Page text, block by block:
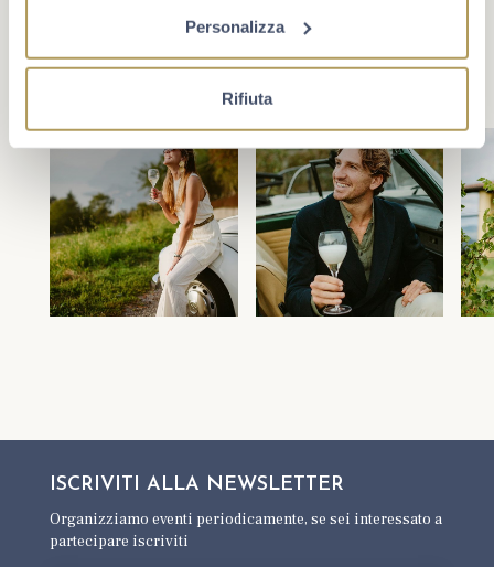
Personalizza
Rifiuta
ISCRIVITI ALLA NEWSLETTER
Organizziamo eventi periodicamente,se sei interessato a
partecipare iscriviti